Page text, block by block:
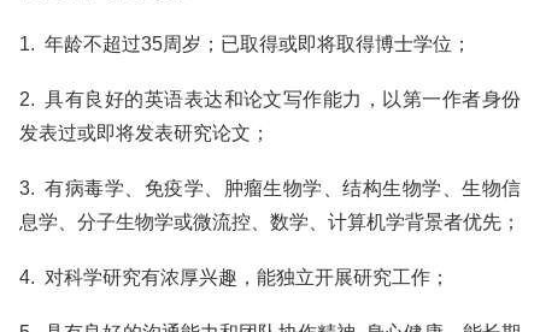
1. 年龄不超过35周岁；已取得或即将取得博士学位；
2. 具有良好的英语表达和论文写作能力，以第一作者身份
发表过或即将发表研究论文；
3. 有病毒学、免疫学、肿瘤生物学、结构生物学、生物信
息学、分子生物学或微流控、数学、计算机学背景者优先；
4. 对科学研究有浓厚兴趣，能独立开展研究工作；